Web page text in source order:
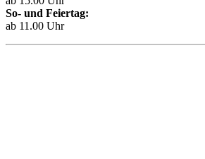
So- und Feiertag:
ab 11.00 Uhr